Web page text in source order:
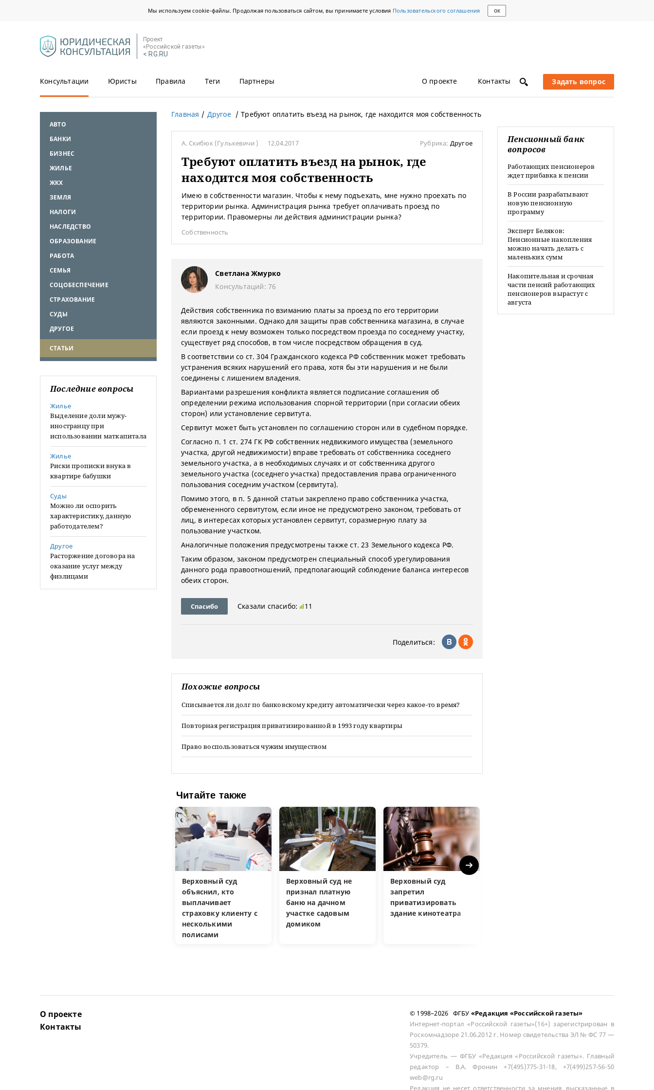
Мы используем cookie-файлы. Продолжая пользоваться сайтом, вы принимаете условия Пользовательского соглашения ОК
Проект
«Российской газеты»
< RG.RU
Консультации Юристы Правила Теги Партнеры О проекте Контакты Задать вопрос
АВТО
БАНКИ
БИЗНЕС
ЖИЛЬЕ
ЖКХ
ЗЕМЛЯ
НАЛОГИ
НАСЛЕДСТВО
ОБРАЗОВАНИЕ
РАБОТА
СЕМЬЯ
СОЦОБЕСПЕЧЕНИЕ
СТРАХОВАНИЕ
СУДЫ
ДРУГОЕ
СТАТЬИ
Последние вопросы
Жилье
Выделение доли мужу-
иностранцу при
использовании маткапитала
Жилье
Риски прописки внука в
квартире бабушки
Суды
Можно ли оспорить
характеристику, данную
работодателем?
Другое
Расторжение договора на
оказание услуг между
физлицами
Главная Другое Требуют оплатить въезд на рынок, где находится моя собственность
А. Скибюк (Гулькевичи ) 12.04.2017 Рубрика: Другое
Требуют оплатить въезд на рынок, где
находится моя собственность
Имею в собственности магазин. Чтобы к нему подъехать, мне нужно проехать по
территории рынка. Администрация рынка требует оплачивать проезд по
территории. Правомерны ли действия администрации рынка?
Собственность
Светлана Жмурко
Консультаций: 76
Действия собственника по взиманию платы за проезд по его территории
являются законными. Однако для защиты прав собственника магазина, в случае
если проезд к нему возможен только посредством проезда по соседнему участку,
существует ряд способов, в том числе посредством обращения в суд.
В соответствии со ст. 304 Гражданского кодекса РФ собственник может требовать
устранения всяких нарушений его права, хотя бы эти нарушения и не были
соединены с лишением владения.
Вариантами разрешения конфликта является подписание соглашения об
определении режима использования спорной территории (при согласии обеих
сторон) или установление сервитута.
Сервитут может быть установлен по соглашению сторон или в судебном порядке.
Согласно п. 1 ст. 274 ГК РФ собственник недвижимого имущества (земельного
участка, другой недвижимости) вправе требовать от собственника соседнего
земельного участка, а в необходимых случаях и от собственника другого
земельного участка (соседнего участка) предоставления права ограниченного
пользования соседним участком (сервитута).
Помимо этого, в п. 5 данной статьи закреплено право собственника участка,
обремененного сервитутом, если иное не предусмотрено законом, требовать от
лиц, в интересах которых установлен сервитут, соразмерную плату за
пользование участком.
Аналогичные положения предусмотрены также ст. 23 Земельного кодекса РФ.
Таким образом, законом предусмотрен специальный способ урегулирования
данного рода правоотношений, предполагающий соблюдение баланса интересов
обеих сторон.
Спасибо Сказали спасибо: 11
Поделиться:
Похожие вопросы
Списывается ли долг по банковскому кредиту автоматически через какое-то время?
Повторная регистрация приватизированной в 1993 году квартиры
Право воспользоваться чужим имуществом
Читайте также
Верховный суд
объяснил, кто
выплачивает
страховку клиенту с
несколькими
полисами
Верховный суд не
признал платную
баню на дачном
участке садовым
домиком
Верховный суд
запретил
приватизировать
здание кинотеатра
Next
Пенсионный банк
вопросов
Работающих пенсионеров
ждет прибавка к пенсии
В России разрабатывают
новую пенсионную
программу
Эксперт Беляков:
Пенсионные накопления
можно начать делать с
маленьких сумм
Накопительная и срочная
части пенсий работающих
пенсионеров вырастут с
августа
О проекте
Контакты
© 1998–2026 ФГБУ «Редакция «Российской газеты»
Интернет-портал «Российской газеты»(16+) зарегистрирован в
Роскомнадзоре 21.06.2012 г. Номер свидетельства ЭЛ № ФС 77 —
50379.
Учредитель — ФГБУ «Редакция «Российской газеты». Главный
редактор – В.А. Фронин +7(495)775-31-18, +7(499)257-56-50
web@rg.ru
Редакция не несет ответственности за мнения, высказанные в